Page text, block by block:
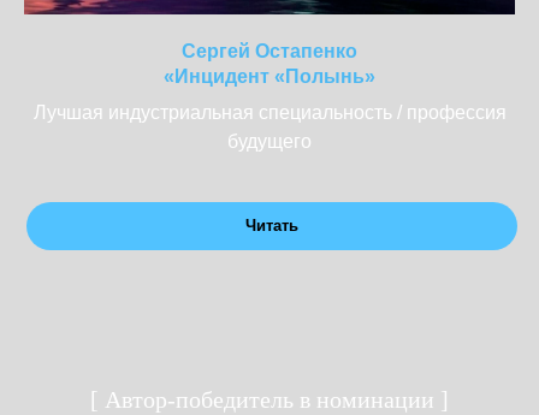
Сергей Остапенко
«Инцидент «Полынь»
Лучшая индустриальная специальность / профессия
будущего
Читать
[ Автор-победитель в номинации ]